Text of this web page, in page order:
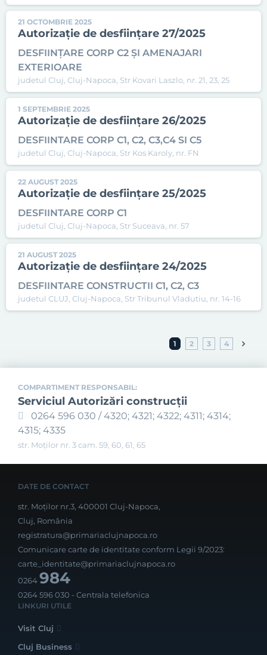
21 OCTOMBRIE 2025
Autorizație de desființare 27/2025
DESFIINȚARE CORP C2 ȘI AMENAJARI
EXTERIOARE
judetul Cluj, Cluj-Napoca, Str Kovari Laszlo, nr. 21, 23, 25
1 SEPTEMBRIE 2025
Autorizație de desființare 26/2025
DESFIINTARE CORP C1, C2, C3,C4 SI C5
judetul Cluj, Cluj-Napoca, Str Kos Karoly, nr. FN
22 AUGUST 2025
Autorizație de desființare 25/2025
DESFIINTARE CORP C1
judetul Cluj, Cluj-Napoca, Str Suceava, nr. 57
21 AUGUST 2025
Autorizație de desființare 24/2025
DESFIINTARE CONSTRUCTII C1, C2, C3
judetul CLUJ, Cluj-Napoca, Str Tribunul Vladutiu, nr. 14-16
1 2 3 4
COMPARTIMENT RESPONSABIL:
Serviciul Autorizări construcţii
0264 596 030 / 4320; 4321; 4322; 4311; 4314;
4315; 4335
str. Moților nr. 3 cam. 59, 60, 61, 65
DATE DE CONTACT
str. Moților nr.3, 400001 Cluj-Napoca,
Cluj, România
registratura@primariaclujnapoca.ro
Comunicare carte de identitate conform Legii 9/2023:
carte_identitate@primariaclujnapoca.ro
0264984
0264 596 030 - Centrala telefonica
LINKURI UTILE
Visit Cluj
Cluj Business